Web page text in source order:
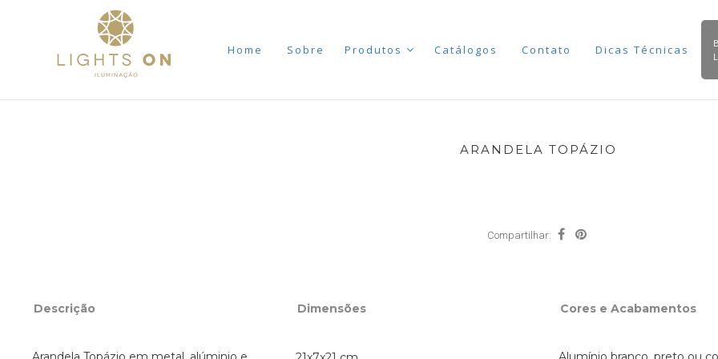
Home Sobre Produtos Catálogos Contato Dicas Técnicas
ARANDELA TOPÁZIO
Compartilhar:
Descrição Dimensões Cores e Acabamentos